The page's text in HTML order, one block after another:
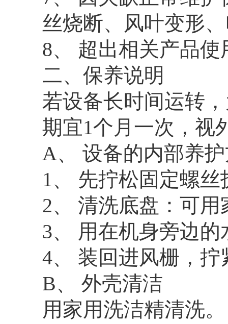
丝烧断、风叶变形
8、 超出相关产品
二、保养说明
若设备长时间运转
期宜1个月一次，视
A、 设备的内部养
1、 先拧松固定螺
2、 清洗底盘：可
3、 用在机身旁边
4、 装回进风栅，
B、 外壳清洁
用家用洗洁精清洗